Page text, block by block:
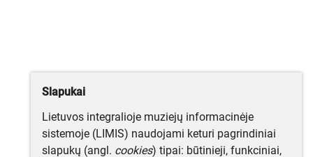
Slapukai
Lietuvos integralioje muziejų informacinėje
sistemoje (LIMIS) naudojami keturi pagrindiniai
slapukų (angl. cookies) tipai: būtinieji, funkciniai,